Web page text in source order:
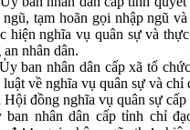
ngũ, tạm hoãn gọi nhập ngũ
hiện nghĩa vụ quân sự và
nhân dân.
ban nhân dân cấp xã tổ
luật về nghĩa vụ quân sự và chỉ
Hội đồng nghĩa vụ quân sự cấp
nhân dân cấp tỉnh chỉ